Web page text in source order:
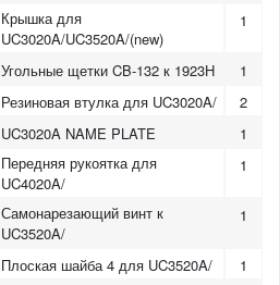
Крышка для
UC3020A/UC3520A/(new)
1
Угольные щетки CB-132 к 1923H
1
Резиновая втулка для UC3020A/
2
UC3020A NAME PLATE
1
Передняя рукоятка для
UC4020A/
1
Самонарезающий винт к
UC3520A/
1
Плоская шайба 4 для UC3520A/
1